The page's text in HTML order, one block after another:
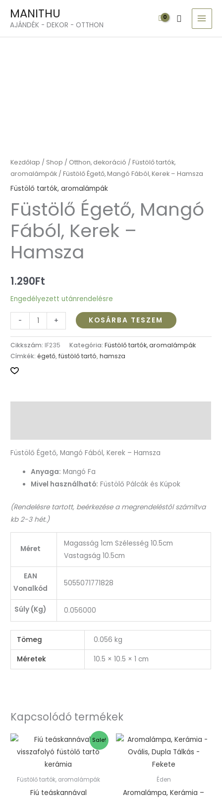
content
MANITHU
AJÁNDÉK - DEKOR - OTTHON Search
Kezdőlap / Shop / Otthon, dekoráció /Füstölő tartók,
aromalámpák / Füstölő Égető, Mangó Fából, Kerek – Hamsza
Füstölő tartók, aromalámpák
Füstölő Égető, Mangó
Fából, Kerek –
Hamsza
1.290Ft
Engedélyezett utánrendelésre
-
mennyiség
+ KOSÁRBA TESZEM
Cikkszám: IF235 Kategória:Füstölő tartók, aromalámpák
Címkék:égető,füstölő tartó,hamsza
Füstölő Égető, Mangó Fából, Kerek – Hamsza
Anyaga: Mangó Fa
Mivel használható: Füstölő Pálcák és Kúpok
(Rendelésre tartott, beérkezése a megrendeléstől számítva
kb 2-3 hét.)
Méret
Magasság 1cm Szélesség 10.5cm
Vastagság 10.5cm
EAN
Vonalkód
5055071771828
Súly (Kg) 0.056000
Tömeg 0.056 kg
Méretek 10.5 × 10.5 × 1 cm
Kapcsolódó termékek
Sale!
Füstölő tartók, aromalámpák
Fiú teáskannával
Original
price
was:
19.700Ft.
Current
price
is:
Éden
Aromalámpa, Kerámia –